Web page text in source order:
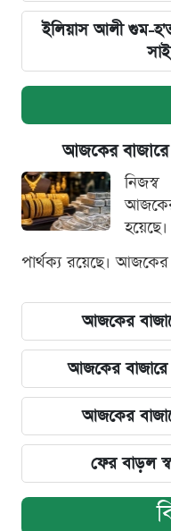
ইলিয়াস আলী গুম-
আজকের বাজারে
নিজস্ব
পার্থক্য রয়েছে। আজকের
আজকের
আজকের বাজারে
আজকের
ফের বাড়ল